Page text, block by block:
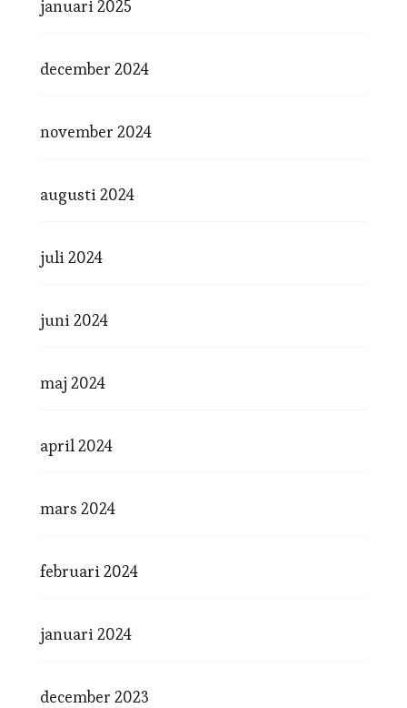
januari 2025
december 2024
november 2024
augusti 2024
juli 2024
juni 2024
maj 2024
april 2024
mars 2024
februari 2024
januari 2024
december 2023